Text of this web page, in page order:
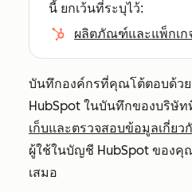
นี้ ยกเว้นที่ระบุไว้:
ผลิตภัณฑ์และแพ็กเก
บันทึกองค์กรที่คุณโต้ตอบด้ว
HubSpot ในบันทึกของบริษั
เก็บและตรวจสอบข้อมูลเกี่ยว
ผู้ใช้ในบัญชี HubSpot ของคุ
เสมอ